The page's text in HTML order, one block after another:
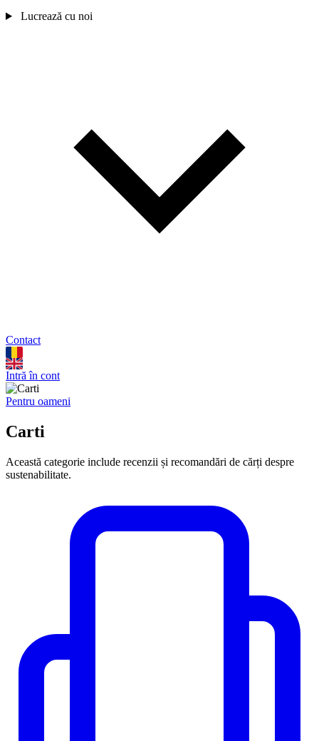
Lucrează cu noi
Contact
Intră în cont
Pentru oameni
Carti
Această categorie include recenzii și recomandări de cărți despre
sustenabilitate.